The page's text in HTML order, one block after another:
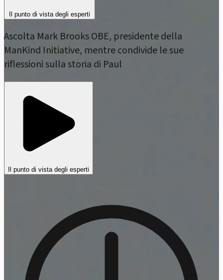
Il punto di vista degli esperti
Ascolta Mark Brooks OBE, presidente della
ManKind Initiative, mentre condivide le sue
riflessioni sulla storia di Paul
Il punto di vista degli esperti